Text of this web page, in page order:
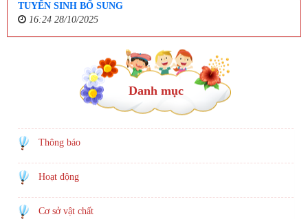
TUYỂN SINH BỔ SUNG
16:24 28/10/2025
Danh mục
Thông báo
Hoạt động
Cơ sở vật chất